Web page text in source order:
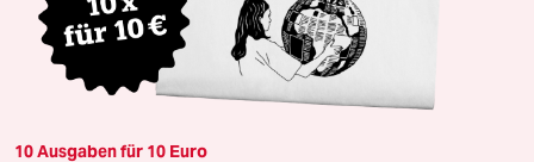
10 Ausgaben für 10 Euro